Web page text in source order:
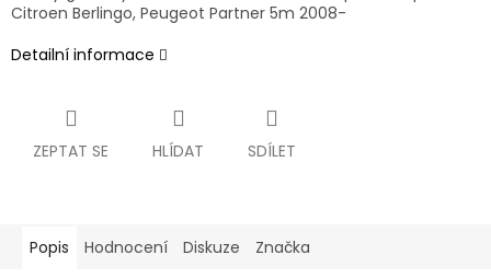
Citroen Berlingo, Peugeot Partner 5m 2008-
Detailní informace
ZEPTAT SE HLÍDAT SDÍLET
Popis Hodnocení Diskuze Značka